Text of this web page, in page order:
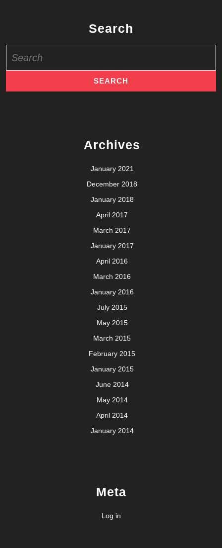
Search
for:
Archives
January 2021
December 2018
January 2018
April 2017
March 2017
January 2017
April 2016
March 2016
January 2016
July 2015
May 2015
March 2015
February 2015
January 2015
June 2014
May 2014
April 2014
January 2014
Meta
Log in